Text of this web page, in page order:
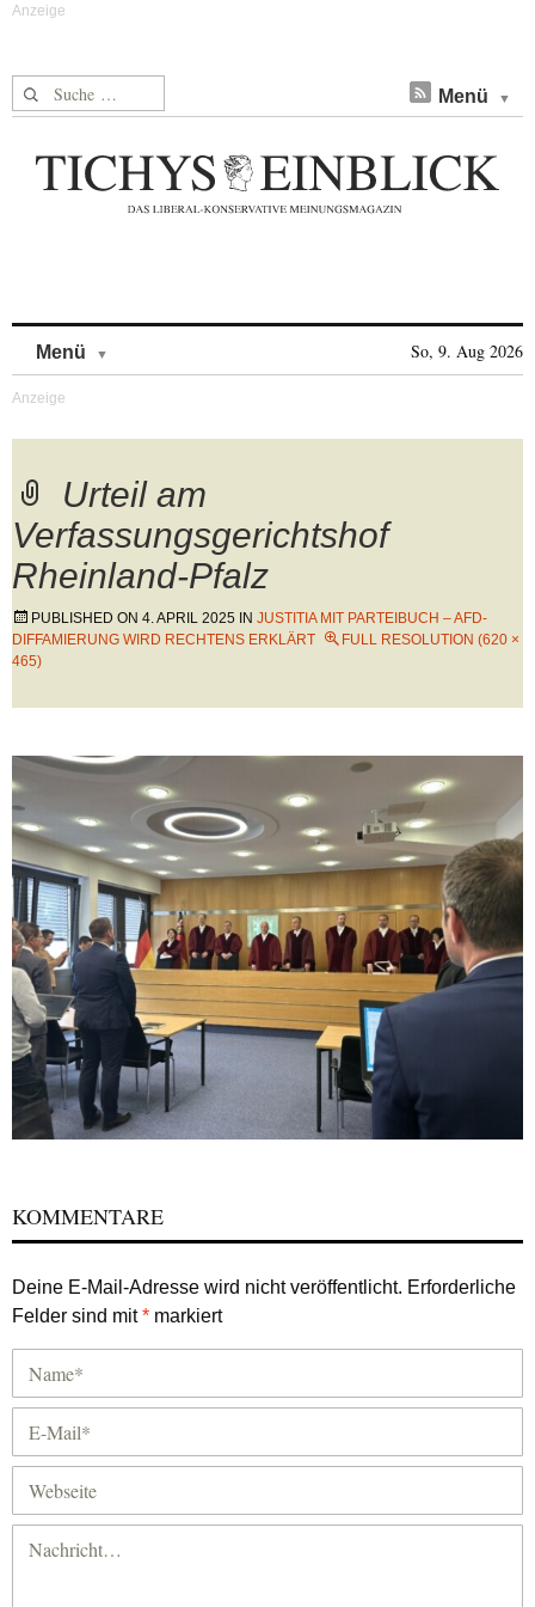
Suche nach: Menü
Menü So, 9. Aug 2026
Urteil am
Verfassungsgerichtshof
Rheinland-Pfalz
PUBLISHED ON 4. APRIL 2025 IN JUSTITIA MIT PARTEIBUCH – AFD-
DIFFAMIERUNG WIRD RECHTENS ERKLÄRT
FULL RESOLUTION (620 ×
465)
KOMMENTARE
Deine E-Mail-Adresse wird nicht veröffentlicht. Erforderliche
Felder sind mit* markiert